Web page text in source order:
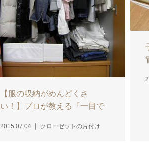
【服の収納がめんどくさ
い！】プロが教える『一目で
2015.07.04 クローゼットの片付け